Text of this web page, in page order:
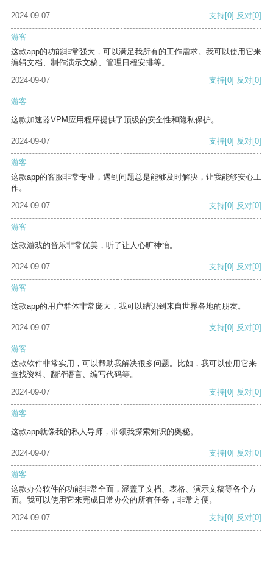
2024-09-07 支持[0] 反对[0]
游客
这款app的功能非常强大，可以满足我所有的工作需求。我可以使用它来
编辑文档、制作演示文稿、管理日程安排等。
2024-09-07
支持[0] 反对[0]
游客
这款加速器VPM应用程序提供了顶级的安全性和隐私保护。
2024-09-07 支持[0] 反对[0]
游客
这款app的客服非常专业，遇到问题总是能够及时解决，让我能够安心工
作。
2024-09-07
支持[0] 反对[0]
游客
这款游戏的音乐非常优美，听了让人心旷神怡。
2024-09-07 支持[0] 反对[0]
游客
这款app的用户群体非常庞大，我可以结识到来自世界各地的朋友。
2024-09-07 支持[0] 反对[0]
游客
这款软件非常实用，可以帮助我解决很多问题。比如，我可以使用它来
查找资料、翻译语言、编写代码等。
2024-09-07
支持[0] 反对[0]
游客
这款app就像我的私人导师，带领我探索知识的奥秘。
2024-09-07 支持[0] 反对[0]
游客
这款办公软件的功能非常全面，涵盖了文档、表格、演示文稿等各个方
面。我可以使用它来完成日常办公的所有任务，非常方便。
2024-09-07
支持[0] 反对[0]